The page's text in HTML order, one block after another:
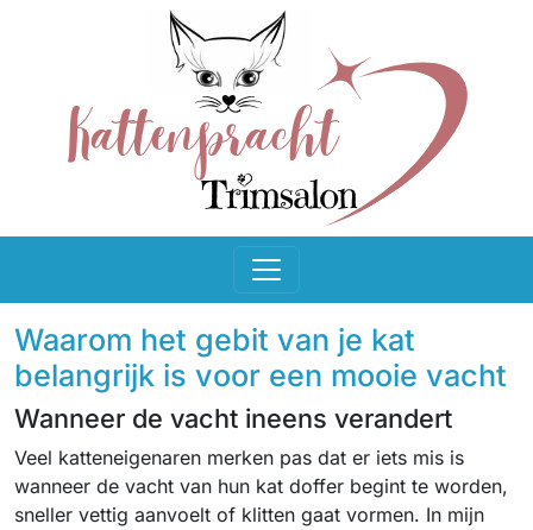
Waarom het gebit van je kat
belangrijk is voor een mooie vacht
Wanneer de vacht ineens verandert
Veel katteneigenaren merken pas dat er iets mis is
wanneer de vacht van hun kat doffer begint te worden,
sneller vettig aanvoelt of klitten gaat vormen. In mijn